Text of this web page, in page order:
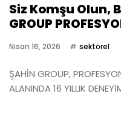
Siz Komşu Olun,
GROUP
Nisan 16, 2026 sektörel
ŞAHİN GROUP,
ALANINDA 16 YILLIK